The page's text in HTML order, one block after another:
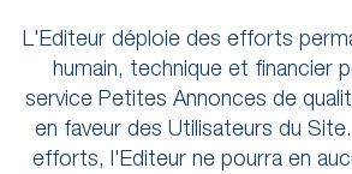
L'Editeur déploie des efforts
humain, technique et financier
service Petites Annonces de
en faveur des Utilisateurs du
efforts, l'Editeur ne pourra en